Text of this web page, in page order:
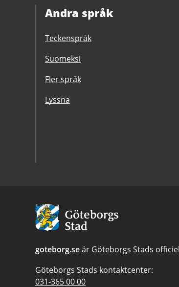
Andra språk
Teckenspråk
Suomeksi
Fler språk
Lyssna
Avsändare:
Göteborgs
Stad
goteborg.seär Göteborgs Stads
Göteborgs Stads kontaktcenter:
Telefonnummer
031-365 00 00